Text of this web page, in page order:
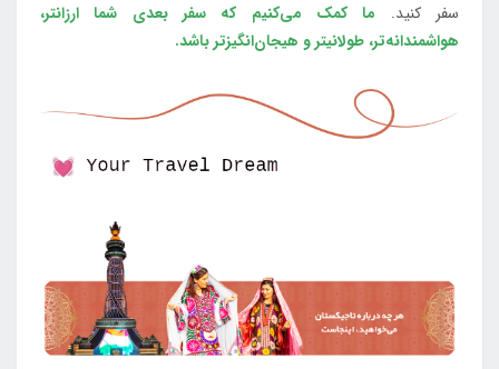
سفر کنید. ما کمک می‌کنیم که سفر بعدی شما ارزانتر،
هواشمندانه‌تر، طولانی‎تر و هیجان‌انگیزتر باشد.